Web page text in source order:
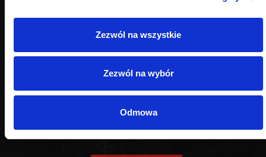
Zezwól na wszystkie
Zezwól na wybór
Odmowa